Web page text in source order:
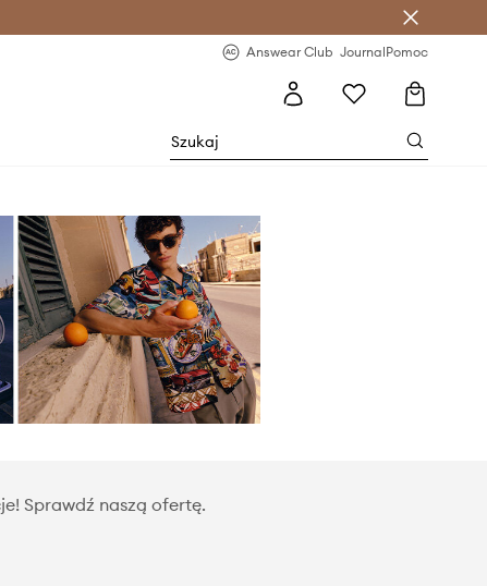
Answear Club JournalPomoc
Sprawdź naszą ofertę.